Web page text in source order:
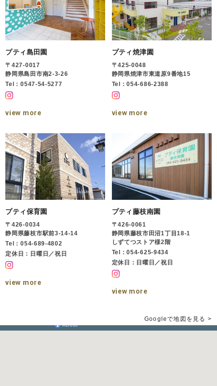
プティ島田園
〒427-0017
静岡県島田市南2-3-26
Tel：0547-54-5277
view more
プティ焼津園
〒425-0048
静岡県焼津市東道原9番地15
Tel：054-686-2388
view more
プティ保育園
〒426-0034
静岡県藤枝市駅前3-14-14
Tel：054-689-4802
定休日：日曜日／祝日
view more
プティ藤枝南園
〒426-0061
静岡県藤枝市田沼1丁目18-1
しずてつストア様2階
Tel：054-625-9434
定休日：日曜日／祝日
view more
Googleで地図を見る >